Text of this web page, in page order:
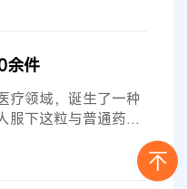
利制度实施三十多年
展的大背景下，拓宽
推动“军转民
余件
疗领域，诞生了一种
服下这粒与普通药物
囊内镜可沿着人体
视频和照片，其造影
捷。这是以色列军工